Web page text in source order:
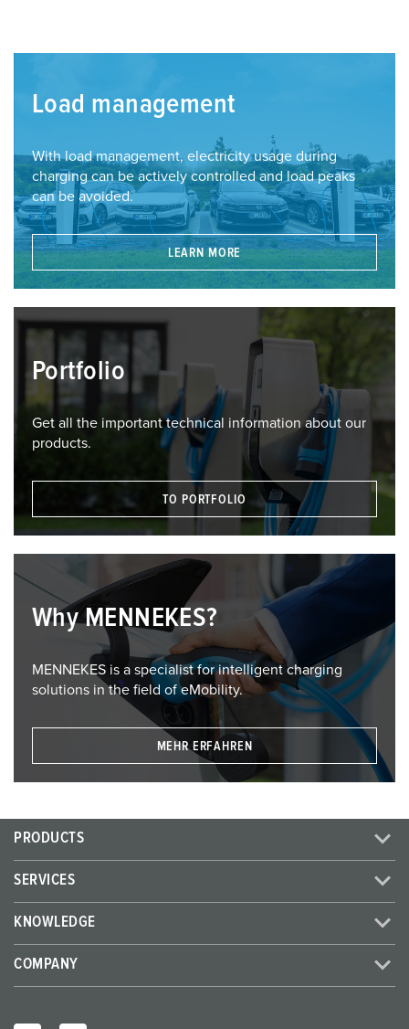
Load management
With load management, electricity usage during
charging can be actively controlled and load peaks
can be avoided.
LEARN MORE
Portfolio
Get all the important technical information about our
products.
TO PORTFOLIO
Why MENNEKES?
MENNEKES is a specialist for intelligent charging
solutions in the field of eMobility.
MEHR ERFAHREN
PRODUCTS
SERVICES
KNOWLEDGE
COMPANY